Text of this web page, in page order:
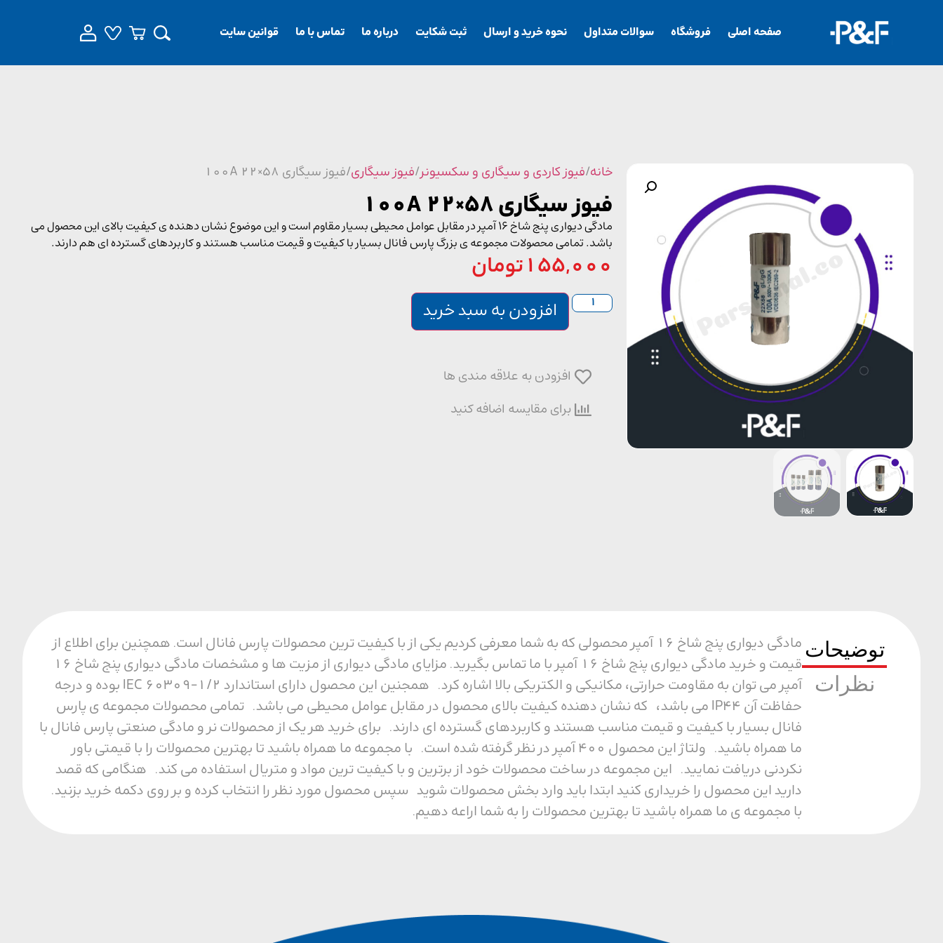
صفحه اصلی فروشگاه سوالات متداول نحوه خرید و ارسال ثبت شکایت درباره ما تماس با ما قوانین سایت
خانه/فیوز کاردی و سیگاری و سکسیونر/فیوز سیگاری/ فیوز سیگاری 58×22 100A
فیوز سیگاری 58×22 100A
مادگی دیواری پنج شاخ 16 آمپر در مقابل عوامل محیطی بسیار مقاوم است و این موضوع نشان دهنده ی کیفیت بالای این محصول می
باشد. تمامی محصولات مجموعه ی بزرگ پارس فانال بسیار با کیفیت و قیمت مناسب هستند و کاربردهای گسترده ای هم دارند.
155,000 تومان
افزودن به سبد خرید
افزودن به علاقه مندی ها
برای مقایسه اضافه کنید
توضیحات
نظرات
مادگی دیواری پنج شاخ 16 آمپر محصولی که به شما معرفی کردیم یکی از با کیفیت ترین محصولات پارس فانال است. همچنین برای اطلاع از
قیمت و خرید مادگی دیواری پنج شاخ 16 آمپر با ما تماس بگیرید. مزایای مادگی دیواری از مزیت ها و مشخصات مادگی دیواری پنج شاخ 16
آمپر می توان به مقاومت حرارتی، مکانیکی و الکتریکی بالا اشاره کرد. همجنین این محصول دارای استاندارد IEC 60309-1/2 بوده و درجه
حفاظت آن IP44 می باشد، که نشان دهنده کیفیت بالای محصول در مقابل عوامل محیطی می باشد. تمامی محصولات مجموعه ی پارس
فانال بسیار با کیفیت و قیمت مناسب هستند و کاربردهای گسترده ای دارند. برای خرید هر یک از محصولات نر و مادگی صنعتی پارس فانال با
ما همراه باشید. ولتاژ این محصول 400 آمپر در نظر گرفته شده است. با مجموعه ما همراه باشید تا بهترین محصولات را با قیمتی باور
نکردنی دریافت نمایید. این مجموعه در ساخت محصولات خود از برترین و با کیفیت ترین مواد و متریال استفاده می کند. هنگامی که قصد
دارید این محصول را خریداری کنید ابتدا باید وارد بخش محصولات شوید سپس محصول مورد نظر را انتخاب کرده و بر روی دکمه خرید بزنید.
با مجموعه ی ما همراه باشید تا بهترین محصولات را به شما اراعه دهیم.